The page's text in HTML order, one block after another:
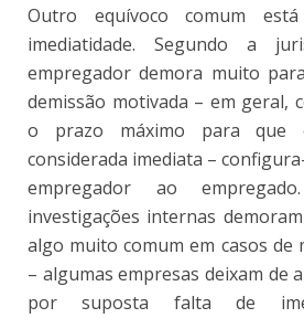
Outro equívoco comum
imediatidade. Segundo a
empregador demora muito
demissão motivada – em geral,
o prazo máximo para que
considerada imediata –
empregador ao
investigações internas
algo muito comum em casos de
– algumas empresas deixam de
por suposta falta de